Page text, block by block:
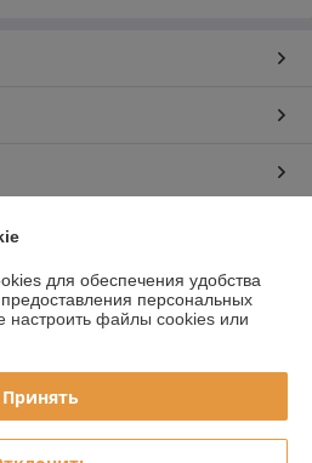
Deal.by
для обеспечения удобства
персональных
настроить файлы cookies или
Принять